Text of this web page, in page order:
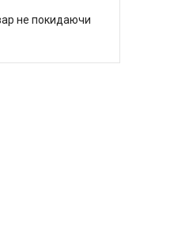
не покидаючи